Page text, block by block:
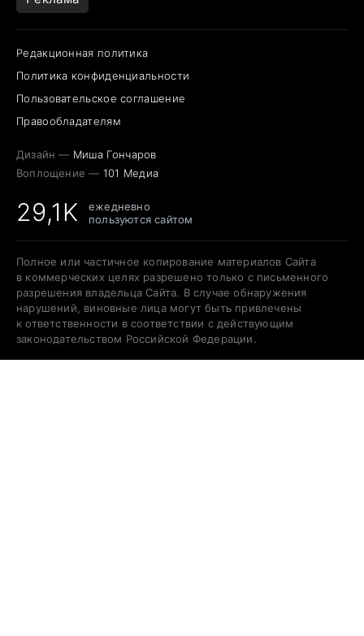
Редакционная политика
Политика конфиденциальности
Пользовательское соглашение
Правообладателям
Дизайн — Миша Гончаров
Воплощение — 101 Медиа
29,1K
ежедневно
пользуются сайтом
Полное или частичное копирование материалов Сайта
в коммерческих целях разрешено только с письменного
разрешения владельца Сайта. В случае обнаружения
нарушений, виновные лица могут быть привлечены
к ответственности в соответствии с действующим
законодательством Российской Федерации.